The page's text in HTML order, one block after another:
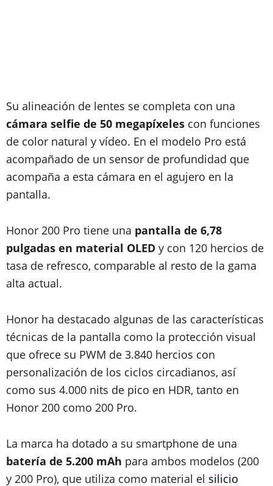
Su alineación de lentes se completa con una
cámara selfie de 50 megapíxeles con funciones
de color natural y vídeo. En el modelo Pro está
acompañado de un sensor de profundidad que
acompaña a esta cámara en el agujero en la
pantalla.
Honor 200 Pro tiene una pantalla de 6,78
pulgadas en material OLED y con 120 hercios de
tasa de refresco, comparable al resto de la gama
alta actual.
Honor ha destacado algunas de las características
técnicas de la pantalla como la protección visual
que ofrece su PWM de 3.840 hercios con
personalización de los ciclos circadianos, así
como sus 4.000 nits de pico en HDR, tanto en
Honor 200 como 200 Pro.
La marca ha dotado a su smartphone de una
batería de 5.200 mAh para ambos modelos (200
y 200 Pro), que utiliza como material el silicio